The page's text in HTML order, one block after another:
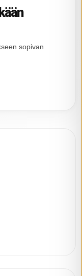
sopivan